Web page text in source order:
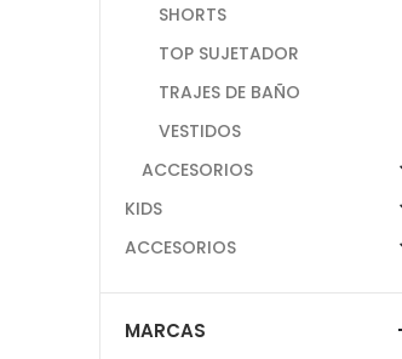
SHORTS
TOP SUJETADOR
TRAJES DE BAÑO
VESTIDOS
ACCESORIOS
KIDS
ACCESORIOS
MARCAS